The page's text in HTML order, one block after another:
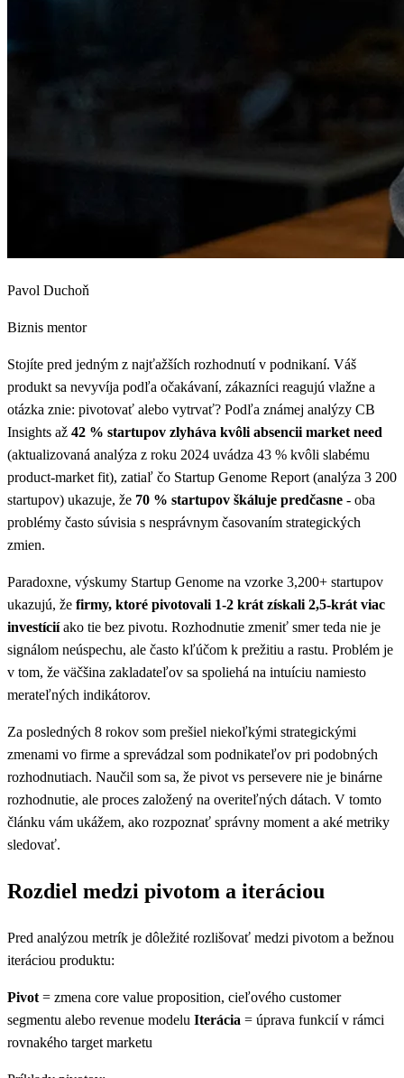
Pavol Duchoň
Biznis mentor
Stojíte pred jedným z najťažších rozhodnutí v podnikaní. Váš
produkt sa nevyvíja podľa očakávaní, zákazníci reagujú vlažne a
otázka znie: pivotovať alebo vytrvať? Podľa známej analýzy CB
Insights až 42 % startupov zlyháva kvôli absencii market need
(aktualizovaná analýza z roku 2024 uvádza 43 % kvôli slabému
product-market fit), zatiaľ čo Startup Genome Report (analýza 3 200
startupov) ukazuje, že 70 % startupov škáluje predčasne - oba
problémy často súvisia s nesprávnym časovaním strategických
zmien.
Paradoxne, výskumy Startup Genome na vzorke 3,200+ startupov
ukazujú, že firmy, ktoré pivotovali 1-2 krát získali 2,5-krát viac
investíciíako tie bez pivotu. Rozhodnutie zmeniť smer teda nie je
signálom neúspechu, ale často kľúčom k prežitiu a rastu. Problém je
v tom, že väčšina zakladateľov sa spoliehá na intuíciu namiesto
merateľných indikátorov.
Za posledných 8 rokov som prešiel niekoľkými strategickými
zmenami vo firme a sprevádzal som podnikateľov pri podobných
rozhodnutiach. Naučil som sa, že pivot vs persevere nie je binárne
rozhodnutie, ale proces založený na overiteľných dátach. V tomto
článku vám ukážem, ako rozpoznať správny moment a aké metriky
sledovať.
Rozdiel medzi pivotom a iteráciou
Pred analýzou metrík je dôležité rozlišovať medzi pivotom a bežnou
iteráciou produktu:
Pivot = zmena core value proposition, cieľového customer
segmentu alebo revenue modelu Iterácia = úprava funkcií v rámci
rovnakého target marketu